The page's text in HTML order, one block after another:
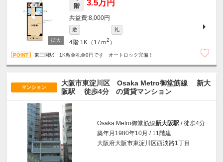
階
3.5万円
8,000円
敷 礼
4階 1K（17ｍ2 ）
東三国駅 1K敷金礼金0円です オートロック完備！
マンション
大阪市東淀川区 Osaka Metro御堂筋線
新大
阪駅
徒歩4分 の賃貸マンション
Osaka Metro御堂筋線新大阪駅 / 徒歩4分
築年月1980年10月 / 11階建
大阪府大阪市東淀川区西淡路1丁目